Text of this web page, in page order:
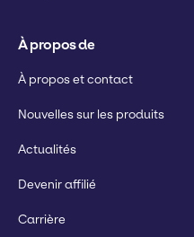
À propos de
À propos et contact
Nouvelles sur les produits
Actualités
Devenir affilié
Carrière